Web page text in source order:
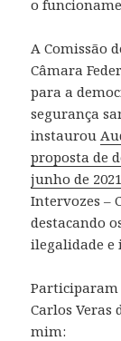
o
A Comissão
Câmara
para a
segurança
instaurou
proposta de
junho de
Intervozes –
destacando
ilegalidade
Participaram
Carlos Veras
mim: